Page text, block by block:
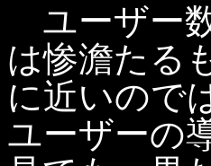
ユーザー
は惨澹たる
に近いので
ユーザーの